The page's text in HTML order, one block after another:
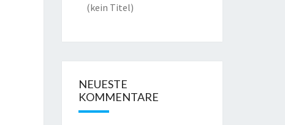
(kein Titel)
NEUESTE
KOMMENTARE